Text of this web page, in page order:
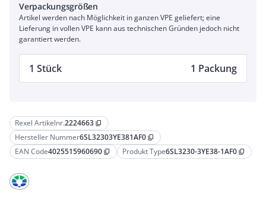
Rexel Artikelnr.2224663 content_copy
Hersteller Nummer6SL32303YE381AF0 content_copy
EAN Code4025515960690 content_copy Produkt Type6SL3230-3YE38-1AF0 content_copy
Verpackungsgrößen
Artikel werden nach Möglichkeit in ganzen VPE geliefert; eine
Lieferung in vollen VPE kann aus technischen Gründen jedoch nicht
garantiert werden.
1 Stück 1 Packung